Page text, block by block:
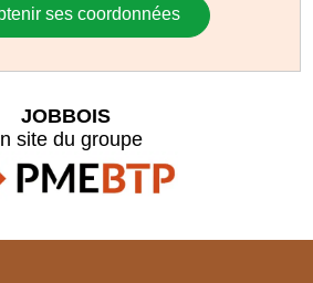
ses coordonnées
JOBBOIS
site du groupe